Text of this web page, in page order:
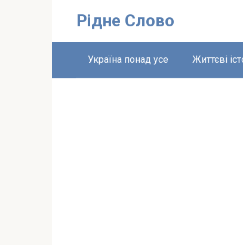
Рідне Слово
Україна понад усе Життєві